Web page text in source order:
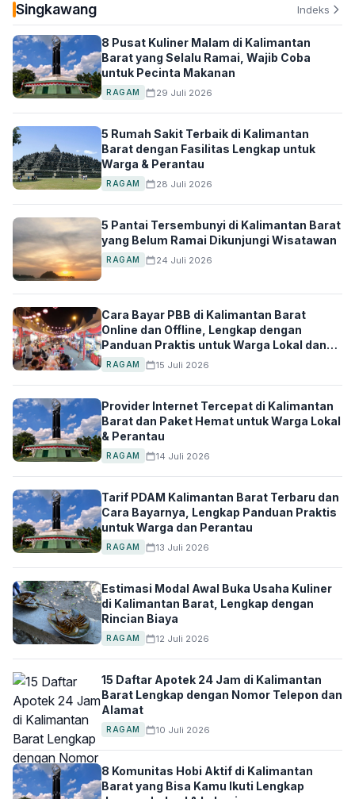
Singkawang Indeks
8 Pusat Kuliner Malam di Kalimantan
Barat yang Selalu Ramai, Wajib Coba
untuk Pecinta Makanan
RAGAM 29 Juli 2026
5 Rumah Sakit Terbaik di Kalimantan
Barat dengan Fasilitas Lengkap untuk
Warga & Perantau
RAGAM 28 Juli 2026
5 Pantai Tersembunyi di Kalimantan Barat
yang Belum Ramai Dikunjungi Wisatawan
RAGAM 24 Juli 2026
Cara Bayar PBB di Kalimantan Barat
Online dan Offline, Lengkap dengan
Panduan Praktis untuk Warga Lokal dan
Perantau
RAGAM 15 Juli 2026
Provider Internet Tercepat di Kalimantan
Barat dan Paket Hemat untuk Warga Lokal
& Perantau
RAGAM 14 Juli 2026
Tarif PDAM Kalimantan Barat Terbaru dan
Cara Bayarnya, Lengkap Panduan Praktis
untuk Warga dan Perantau
RAGAM 13 Juli 2026
Estimasi Modal Awal Buka Usaha Kuliner
di Kalimantan Barat, Lengkap dengan
Rincian Biaya
RAGAM 12 Juli 2026
15 Daftar Apotek 24 Jam di Kalimantan
Barat Lengkap dengan Nomor Telepon dan
Alamat
RAGAM 10 Juli 2026
8 Komunitas Hobi Aktif di Kalimantan
Barat yang Bisa Kamu Ikuti Lengkap